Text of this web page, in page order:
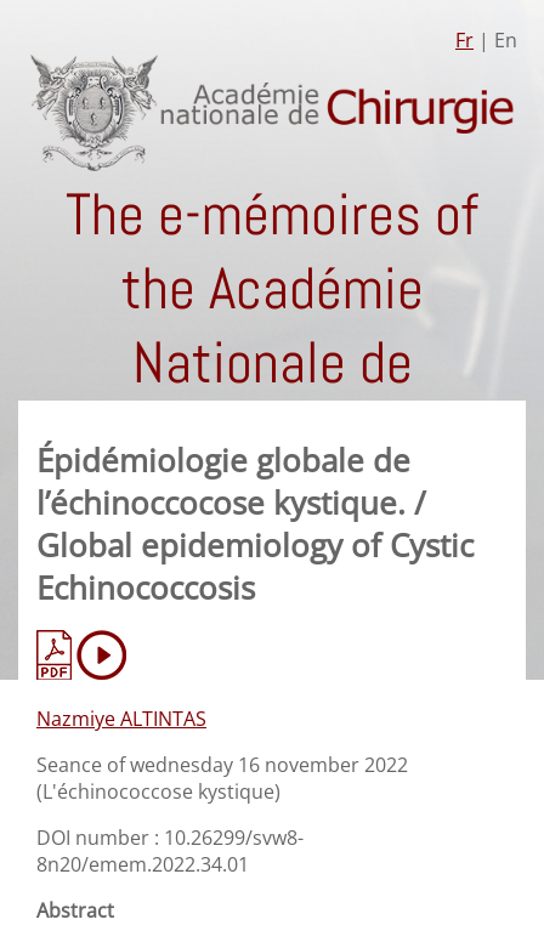
Fr | En
The e-mémoires of
the Académie
Nationale de
Chirurgie
Épidémiologie globale de
l’échinoccocose kystique. /
Global epidemiology of Cystic
Echinococcosis
Nazmiye ALTINTAS
Seance of wednesday 16 november 2022
(L'échinococcose kystique)
DOI number : 10.26299/svw8-
8n20/emem.2022.34.01
Abstract